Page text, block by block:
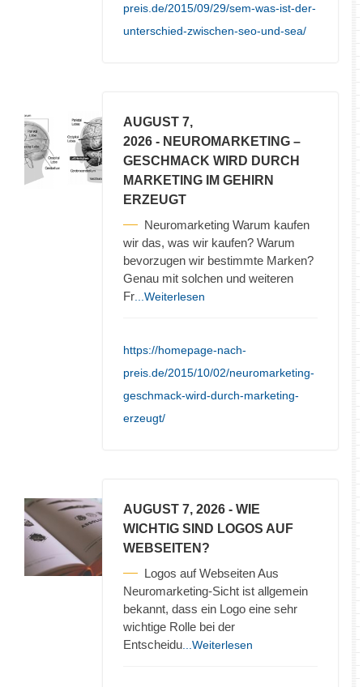
preis.de/2015/09/29/sem-was-ist-der-
unterschied-zwischen-seo-und-sea/
AUGUST 7,
2026 - NEUROMARKETING –
GESCHMACK WIRD DURCH
MARKETING IM GEHIRN
ERZEUGT
Neuromarketing Warum kaufen
wir das, was wir kaufen? Warum
bevorzugen wir bestimmte Marken?
Genau mit solchen und weiteren
Fr ...Weiterlesen
https://homepage-nach-
preis.de/2015/10/02/neuromarketing-
geschmack-wird-durch-marketing-
erzeugt/
AUGUST 7, 2026 - WIE
WICHTIG SIND LOGOS AUF
WEBSEITEN?
Logos auf Webseiten Aus
Neuromarketing-Sicht ist allgemein
bekannt, dass ein Logo eine sehr
wichtige Rolle bei der
Entscheidu ...Weiterlesen